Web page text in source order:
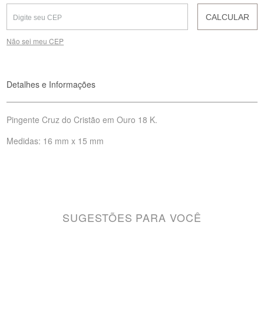
CALCULAR
Não sei meu CEP
Detalhes e Informações
Pingente Cruz do Cristão em Ouro 18 K.
Medidas: 16 mm x 15 mm
SUGESTÕES PARA VOCÊ